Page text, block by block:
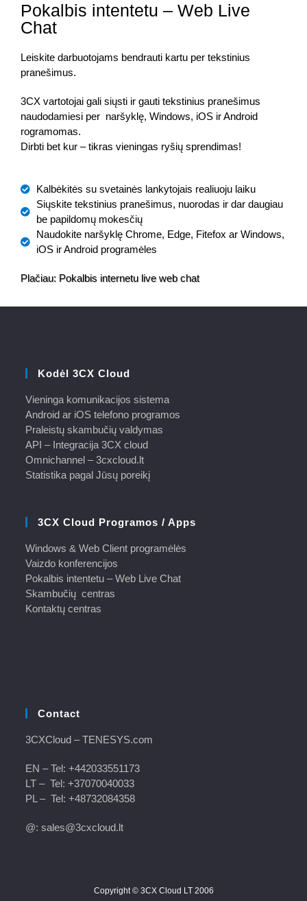
Pokalbis intentetu – Web Live
Chat
Leiskite darbuotojams bendrauti kartu per tekstinius
pranešimus.
3CX vartotojai gali siųsti ir gauti tekstinius pranešimus
naudodamiesi per naršyklę, Windows, iOS ir Android
rogramomas.
Dirbti bet kur – tikras vieningas ryšių sprendimas!
Kalbėkitės su svetainės lankytojais realiuoju laiku
Siųskite tekstinius pranešimus, nuorodas ir dar daugiau
be papildomų mokesčių
Naudokite naršyklę Chrome, Edge, Fitefox ar Windows,
iOS ir Android programėles
Plačiau: Pokalbis internetu live web chat
Kodėl 3CX Cloud
Vieninga komunikacijos sistema
Android ar iOS telefono programos
Praleistų skambučių valdymas
API – Integracija 3CX cloud
Omnichannel – 3cxcloud.lt
Statistika pagal Jūsų poreikį
3CX Cloud Programos / Apps
Windows & Web Client programėlės
Vaizdo konferencijos
Pokalbis intentetu – Web Live Chat
Skambučių centras
Kontaktų centras
Contact
3CXCloud – TENESYS.com
EN – Tel:+442033551173
LT – Tel:+37070040033
PL – Tel:+48732084358
@: sales@3cxcloud.lt
Copyright © 3CX Cloud LT 2006